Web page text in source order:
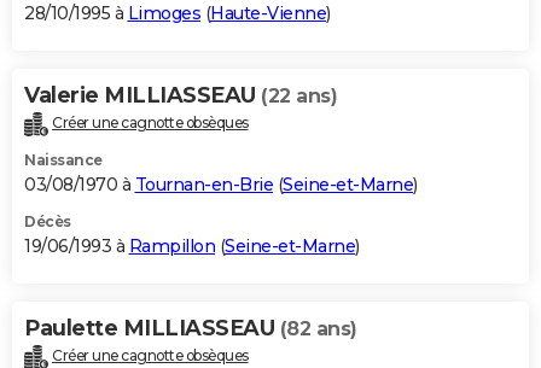
28/10/1995 à Limoges (Haute-Vienne)
Valerie MILLIASSEAU (22 ans)
Créer une cagnotte obsèques
Naissance
03/08/1970 à Tournan-en-Brie (Seine-et-Marne)
Décès
19/06/1993 à Rampillon (Seine-et-Marne)
Paulette MILLIASSEAU (82 ans)
Créer une cagnotte obsèques